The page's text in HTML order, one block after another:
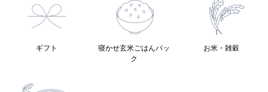
ギフト
寝かせ玄米ごはんパッ
ク
お米・雑穀